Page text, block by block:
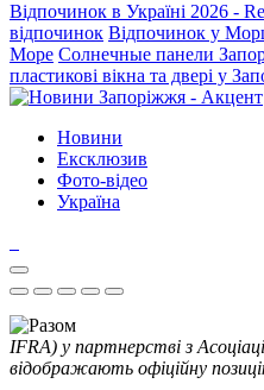
Відпочинок в Україні 2026 -
відпочинок Відпочинок у
Море Солнечные панели
пластикові вікна та двері у
Новини
Ексклюзив
Фото-відео
Україна
IFRA) у партнерстві з
відображають офіційну